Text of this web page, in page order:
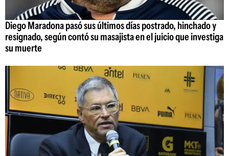
Diego Maradona pasó sus últimos días postrado, hinchado y
resignado, según contó su masajista en el juicio que investiga
su muerte